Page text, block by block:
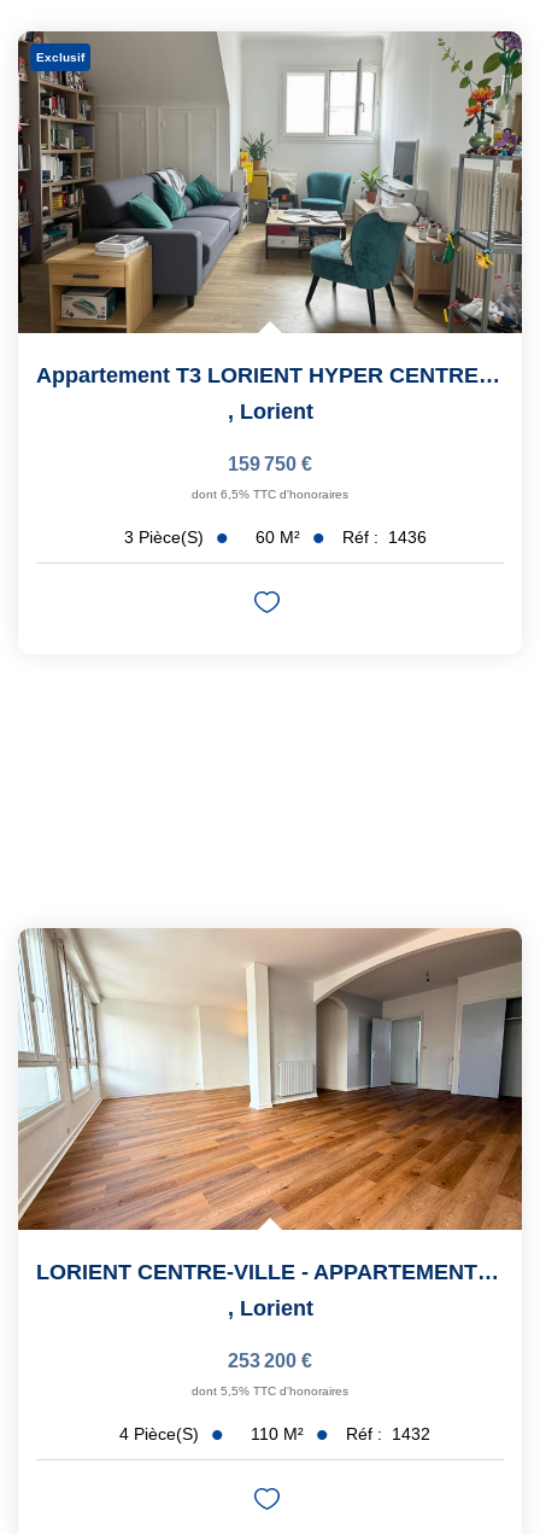
Exclusif
Appartement T3 LORIENT HYPER CENTRE Avec STATIONNEMENT
, Lorient
159 750 €
dont 6,5% TTC d'honoraires
3 Pièce(s) 60 M² Réf : 1436
LORIENT CENTRE-VILLE - APPARTEMENT 110 M² - 3 CHAMBRES -...
, Lorient
253 200 €
dont 5,5% TTC d'honoraires
4 Pièce(s) 110 M² Réf : 1432